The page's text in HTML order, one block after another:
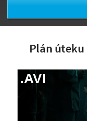
Plán úteku
.AVI